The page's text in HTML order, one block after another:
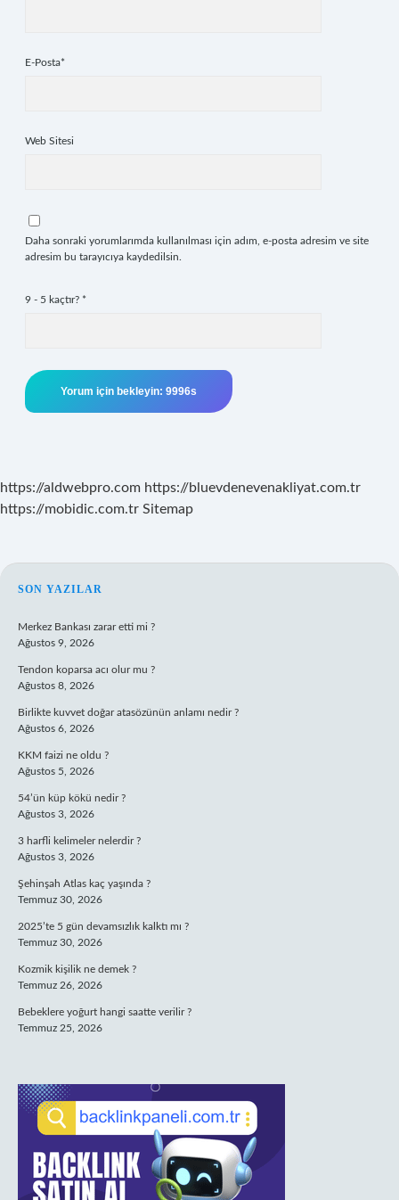
E-Posta*
Web Sitesi
Daha sonraki yorumlarımda kullanılması için adım, e-posta adresim ve site
adresim bu tarayıcıya kaydedilsin.
9 - 5 kaçtır? *
https://aldwebpro.com https://bluevdenevenakliyat.com.tr
https://mobidic.com.tr Sitemap
SIDEBAR
SON YAZILAR
Merkez Bankası zarar etti mi ?
Ağustos 9, 2026
Tendon koparsa acı olur mu ?
Ağustos 8, 2026
Birlikte kuvvet doğar atasözünün anlamı nedir ?
Ağustos 6, 2026
KKM faizi ne oldu ?
Ağustos 5, 2026
54’ün küp kökü nedir ?
Ağustos 3, 2026
3 harfli kelimeler nelerdir ?
Ağustos 3, 2026
Şehinşah Atlas kaç yaşında ?
Temmuz 30, 2026
2025’te 5 gün devamsızlık kalktı mı ?
Temmuz 30, 2026
Kozmik kişilik ne demek ?
Temmuz 26, 2026
Bebeklere yoğurt hangi saatte verilir ?
Temmuz 25, 2026